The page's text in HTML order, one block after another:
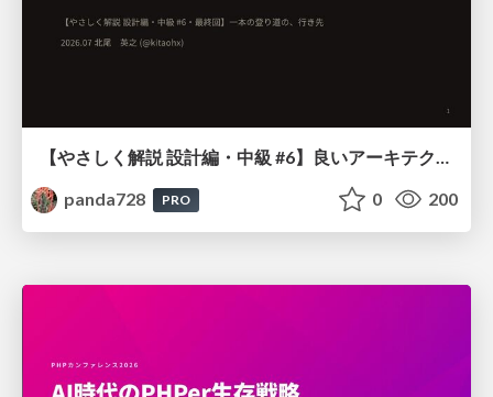
【やさしく解説 設計編・中級 #6】良いアーキテクチャとは ～ 一本の登り道の、行き先 ～
panda728
PRO 0 200